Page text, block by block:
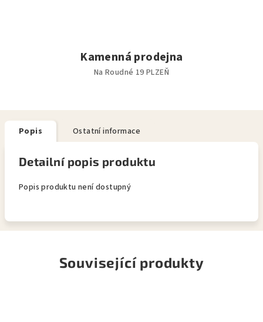
Kamenná prodejna
Na Roudné 19 PLZEŇ
Popis Ostatní informace
Detailní popis produktu
Popis produktu není dostupný
Související produkty